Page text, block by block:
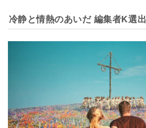
冷静と情熱のあいだ 編集者K選出